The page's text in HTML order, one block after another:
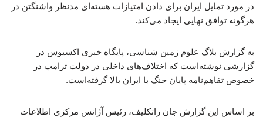
در مورد تمایل ایران برای دادن امتیازات هسته‌ای مدنظر واشنگتن در
هرگونه توافق نهایی ایجاد می‌کند.
به گزارش بلاگ علوم زمین شناسی، پایگاه خبری اکسیوس در
گزارشی نوشته‌است که اختلاف‌های داخلی در دولت ترامپ در
خصوص تفاهم‌نامه پایان جنگ با ایران بالا گرفته‌است.
بر اساس این گزارش جان راتکلیف، رئیس آژانس مرکزی اطلاعات